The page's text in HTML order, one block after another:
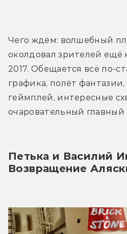
Чего ждём: волшебный
околдовал зрителей ещё
2017. Обещается всё по-
графика, полёт
геймплей, интересные
очаровательный главный
Петька и Василий
Возвращение